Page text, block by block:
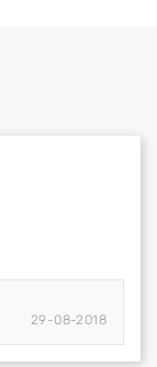
29-08-2018